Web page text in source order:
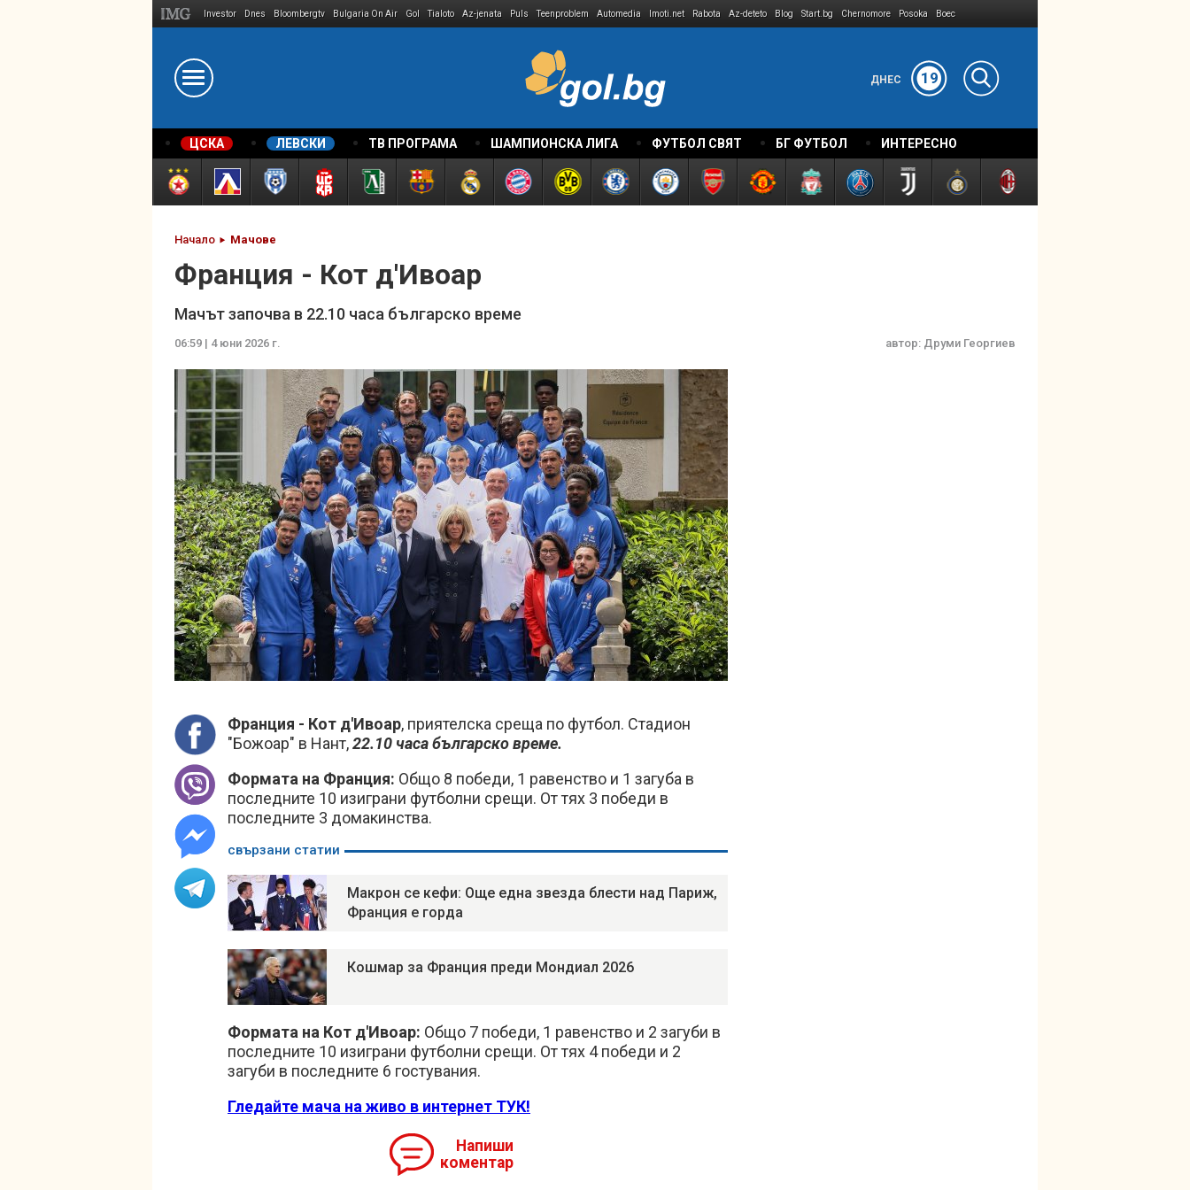
Investor Dnes Bloombergtv Bulgaria On Air Gol Tialoto Az-jenata Puls Teenproblem Automedia Imoti.net Rabota Az-deteto Blog Start.bg Chernomore Posoka Boec
ДНЕС 19
ЦСКА ЛЕВСКИ ТВ ПРОГРАМА ШАМПИОНСКА ЛИГА ФУТБОЛ СВЯТ БГ ФУТБОЛ ИНТЕРЕСНО
Начало Мачове
Франция - Кот д'Ивоар
Мачът започва в 22.10 часа българско време
06:59 | 4 юни 2026 г. автор: Друми Георгиев
Франция - Кот д'Ивоар, приятелска среща по футбол. Стадион
"Божоар" в Нант,22.10 часа българско време.
Формата на Франция: Общо 8 победи, 1 равенство и 1 загуба в
последните 10 изиграни футболни срещи. От тях 3 победи в
последните 3 домакинства.
свързани статии
Макрон се кефи: Още една звезда блести над Париж,
Франция е горда
Кошмар за Франция преди Мондиал 2026
Формата на Кот д'Ивоар: Общо 7 победи, 1 равенство и 2 загуби в
последните 10 изиграни футболни срещи. От тях 4 победи и 2
загуби в последните 6 гостувания.
Гледайте мача на живо в интернет ТУК!
Напиши
коментар